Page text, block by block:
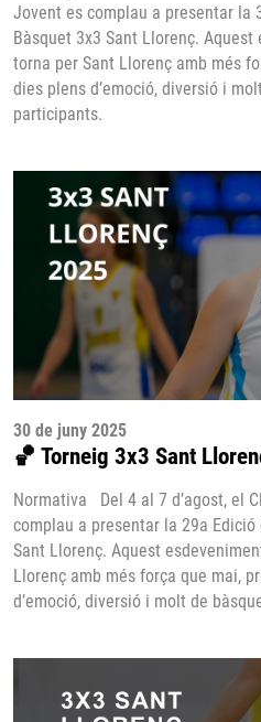
Jovent es complau a presentar la
Bàsquet 3x3 Sant Llorenç.
torna per Sant Llorenç amb més
dies plens d’emoció, diversió i
participants.
30 de juny 2025
🏀 Torneig 3x3 Sant
Normativa Del 4 al 7 d’agost, el
complau a presentar la 29a
Sant Llorenç. Aquest
Llorenç amb més força que mai,
d’emoció, diversió i molt de